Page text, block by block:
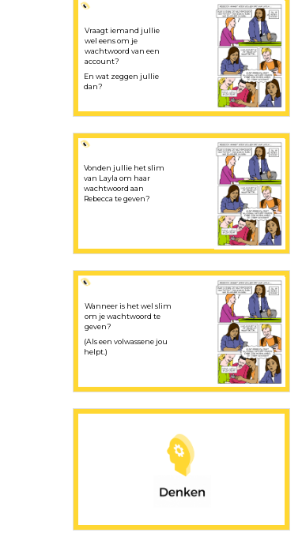
Vraagt iemand jullie
wel eens om je
wachtwoord van een
account?
En wat zeggen jullie
dan?
Vonden jullie het slim
van Layla om haar
wachtwoord aan
Rebecca te geven?
(Als een volwassene jou
helpt.)
Wanneer is het wel slim
om je wachtwoord te
geven?